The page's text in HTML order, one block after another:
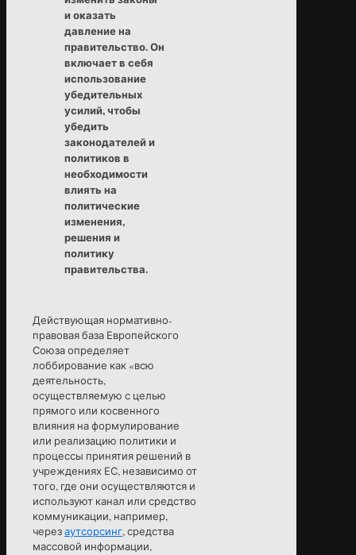
и оказать
давление на
правительство. Он
включает в себя
использование
убедительных
усилий, чтобы
убедить
законодателей и
политиков в
необходимости
влиять на
политические
изменения,
решения и
политику
правительства.
Действующая нормативно-
правовая база Европейского
Союза определяет
лоббирование как «всю
деятельность,
осуществляемую с целью
прямого или косвенного
влияния на формулирование
или реализацию политики и
процессы принятия решений в
учреждениях ЕС, независимо от
того, где они осуществляются и
используют канал или средство
коммуникации, например,
черезаутсорсинг, средства
массовой информации,